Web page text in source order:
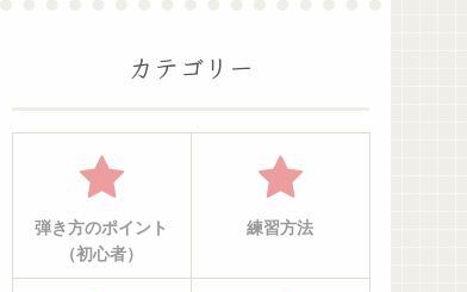
カテゴリー
弾き方のポイント
（初心者）
練習方法